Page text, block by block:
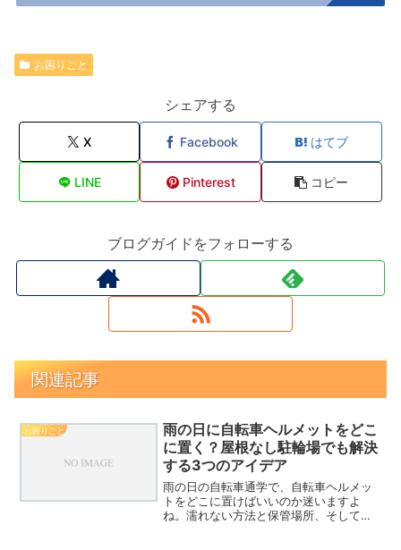
お困りごと
シェアする
X Facebook はてブ
LINE Pinterest コピー
ブログガイドをフォローする
関連記事
お困りごと
雨の日に自転車ヘルメットをどこ
に置く？屋根なし駐輪場でも解決
する3つのアイデア
雨の日の自転車通学で、自転車ヘルメッ
トをどこに置けばいいのか迷いますよ
ね。濡れない方法と保管場所、そして、